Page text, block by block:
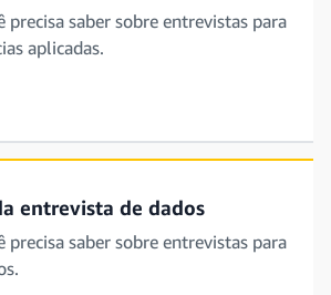
precisa saber sobre entrevistas para
aplicadas.
entrevista de dados
precisa saber sobre entrevistas para